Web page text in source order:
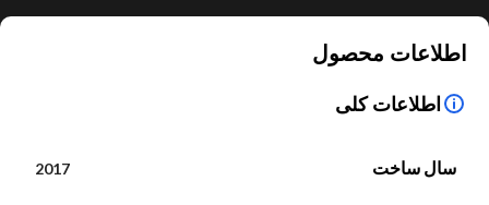
اطلاعات محصول
اطلاعات کلی
سال ساخت 2017